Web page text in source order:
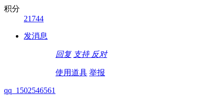
积分
21744
发消息
回复 支持 反对
使用道具 举报
qq_1502546561